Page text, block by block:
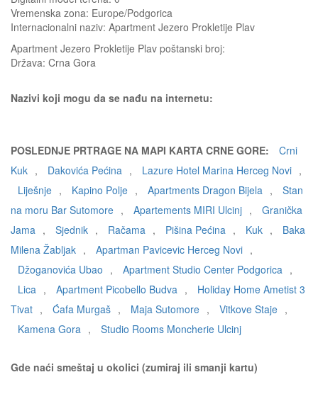
Vremenska zona: Europe/Podgorica
Internacionalni naziv: Apartment Jezero Prokletije Plav
Apartment Jezero Prokletije Plav poštanski broj:
Država: Crna Gora
Nazivi koji mogu da se nađu na internetu:
POSLEDNJE PRTRAGE NA MAPI KARTA CRNE GORE:
Crni
Kuk , Dakovića Pećina , Lazure Hotel Marina Herceg Novi ,
Liješnje , Kapino Polje , Apartments Dragon Bijela ,
Stan
na moru Bar Sutomore , Apartements MIRI Ulcinj ,
Granička
Jama , Sjednik , Račama , Pišina Pećina , Kuk ,
Baka
Milena Žabljak , Apartman Pavicevic Herceg Novi ,
Džoganovića Ubao , Apartment Studio Center Podgorica ,
Lica , Apartment Picobello Budva ,
Holiday Home Ametist 3
Tivat , Ćafa Murgaš , Maja Sutomore , Vitkove Staje ,
Kamena Gora , Studio Rooms Moncherie Ulcinj
Gde naći smeštaj u okolici (zumiraj ili smanji kartu)